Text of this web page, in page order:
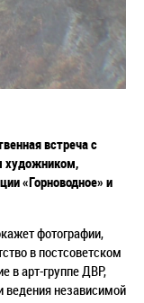
встреча с
«Горноводное» и
фотографии,
в постсоветском
в арт-группе ДВР,
ведения независимой